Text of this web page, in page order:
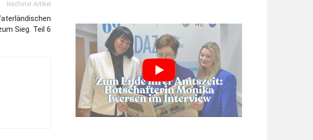
Nächster Artikel
Sieg. Teil 6